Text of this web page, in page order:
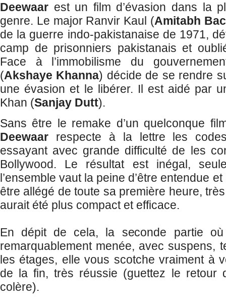
Deewaar est un film d’évasion dans la
genre. Le major Ranvir Kaul (Amitabh
de la guerre indo-pakistanaise de 1971,
camp de prisonniers pakistanais et
Face à l’immobilisme du
(Akshaye Khanna) décide de se rendre
une évasion et le libérer. Il est aidé par
Khan (Sanjay Dutt).
Sans être le remake d’un quelconque
Deewaar respecte à la lettre les
essayant avec grande difficulté de les
Bollywood. Le résultat est inégal,
l’ensemble vaut la peine d’être entendue
être allégé de toute sa première heure,
aurait été plus compact et efficace.
En dépit de cela, la seconde partie où
remarquablement menée, avec suspens,
les étages, elle vous scotche vraiment à
de la fin, très réussie (guettez le retour
colère).